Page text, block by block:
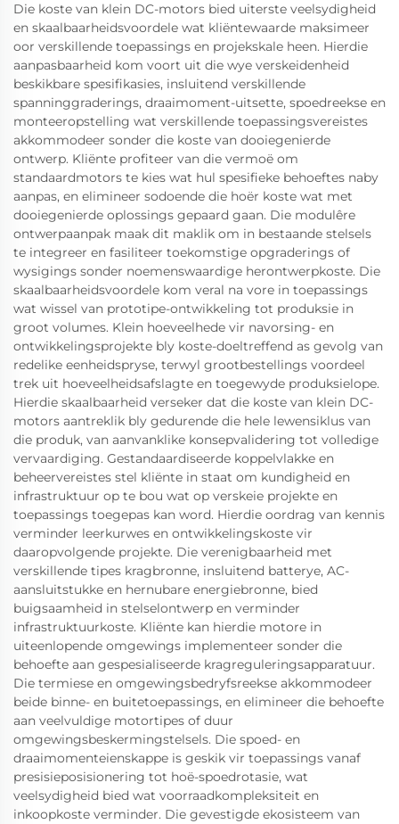
Die koste van klein DC-motors bied uiterste veelsydigheid
en skaalbaarheidsvoordele wat kliëntewaarde maksimeer
oor verskillende toepassings en projekskale heen. Hierdie
aanpasbaarheid kom voort uit die wye verskeidenheid
beskikbare spesifikasies, insluitend verskillende
spanninggraderings, draaimoment-uitsette, spoedreekse en
monteeropstelling wat verskillende toepassingsvereistes
akkommodeer sonder die koste van dooiegenierde
ontwerp. Kliënte profiteer van die vermoë om
standaardmotors te kies wat hul spesifieke behoeftes naby
aanpas, en elimineer sodoende die hoër koste wat met
dooiegenierde oplossings gepaard gaan. Die modulêre
ontwerpaanpak maak dit maklik om in bestaande stelsels
te integreer en fasiliteer toekomstige opgraderings of
wysigings sonder noemenswaardige herontwerpkoste. Die
skaalbaarheidsvoordele kom veral na vore in toepassings
wat wissel van prototipe-ontwikkeling tot produksie in
groot volumes. Klein hoeveelhede vir navorsing- en
ontwikkelingsprojekte bly koste-doeltreffend as gevolg van
redelike eenheidspryse, terwyl grootbestellings voordeel
trek uit hoeveelheidsafslagte en toegewyde produksielope.
Hierdie skaalbaarheid verseker dat die koste van klein DC-
motors aantreklik bly gedurende die hele lewensiklus van
die produk, van aanvanklike konsepvalidering tot volledige
vervaardiging. Gestandaardiseerde koppelvlakke en
beheervereistes stel kliënte in staat om kundigheid en
infrastruktuur op te bou wat op verskeie projekte en
toepassings toegepas kan word. Hierdie oordrag van kennis
verminder leerkurwes en ontwikkelingskoste vir
daaropvolgende projekte. Die verenigbaarheid met
verskillende tipes kragbronne, insluitend batterye, AC-
aansluitstukke en hernubare energiebronne, bied
buigsaamheid in stelselontwerp en verminder
infrastruktuurkoste. Kliënte kan hierdie motore in
uiteenlopende omgewings implementeer sonder die
behoefte aan gespesialiseerde kragreguleringsapparatuur.
Die termiese en omgewingsbedryfsreekse akkommodeer
beide binne- en buitetoepassings, en elimineer die behoefte
aan veelvuldige motortipes of duur
omgewingsbeskermingstelsels. Die spoed- en
draaimomenteienskappe is geskik vir toepassings vanaf
presisieposisionering tot hoë-spoedrotasie, wat
veelsydigheid bied wat voorraadkompleksiteit en
inkoopkoste verminder. Die gevestigde ekosisteem van